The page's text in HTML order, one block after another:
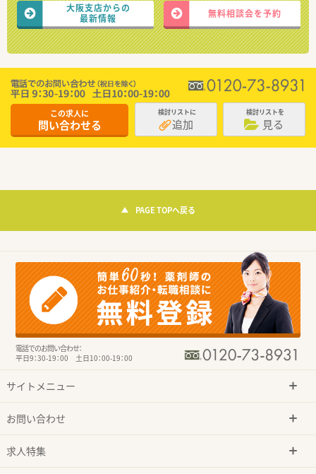
大阪支店からの
最新情報
無料相談会を予約
この求人に
問い合わせる
検討リストに
追加
検討リストを
見る
PAGE TOPへ戻る
電話でのお問い合わせ：
平日9：30-19：00 土日10：00-19：00
サイトメニュー
お問い合わせ
求人特集